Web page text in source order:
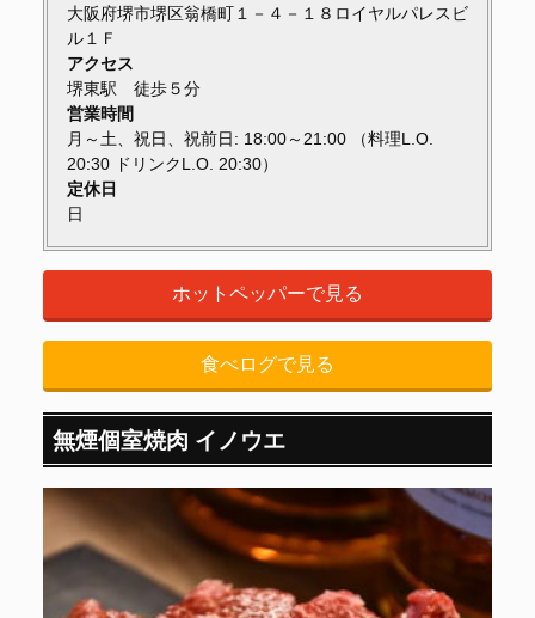
大阪府堺市堺区翁橋町１－４－１８ロイヤルパレスビ
ル１Ｆ
アクセス
堺東駅 徒歩５分
営業時間
月～土、祝日、祝前日: 18:00～21:00 （料理L.O.
20:30 ドリンクL.O. 20:30）
定休日
日
ホットペッパーで見る
食べログで見る
無煙個室焼肉 イノウエ